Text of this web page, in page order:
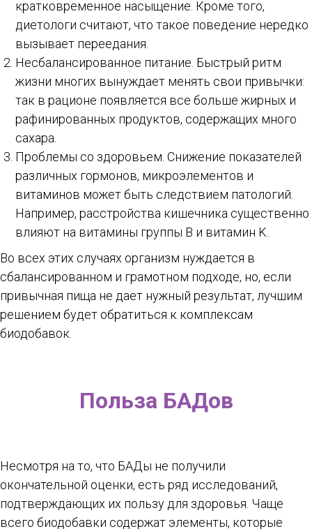
кратковременное насыщение. Кроме того,
диетологи считают, что такое поведение нередко
вызывает переедания.
Несбалансированное питание. Быстрый ритм
жизни многих вынуждает менять свои привычки:
так в рационе появляется все больше жирных и
рафинированных продуктов, содержащих много
сахара.
Проблемы со здоровьем. Снижение показателей
различных гормонов, микроэлементов и
витаминов может быть следствием патологий.
Например, расстройства кишечника существенно
влияют на витамины группы B и витамин K.
Во всех этих случаях организм нуждается в
сбалансированном и грамотном подходе, но, если
привычная пища не дает нужный результат, лучшим
решением будет обратиться к комплексам
биодобавок.
Польза БАДов
Несмотря на то, что БАДы не получили
окончательной оценки, есть ряд исследований,
подтверждающих их пользу для здоровья. Чаще
всего биодобавки содержат элементы, которые